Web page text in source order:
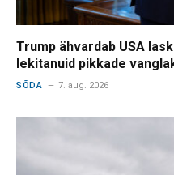
Trump ähvardab USA
lekitanuid pikkade
SÕDA 7. aug. 2026